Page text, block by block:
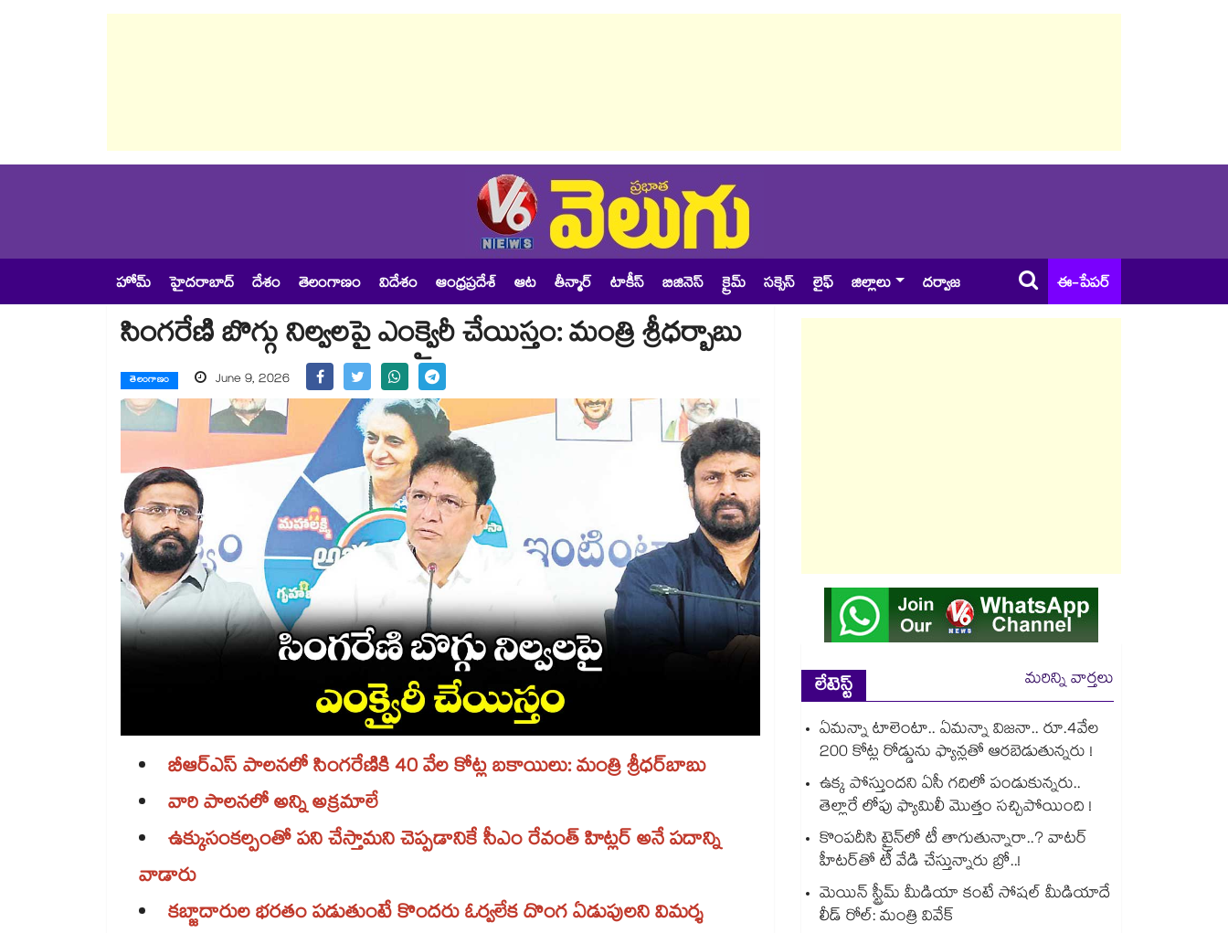
హోమ్ హైదరాబాద్ దేశం తెలంగాణం విదేశం ఆంధ్రప్రదేశ్ ఆట తీన్మార్ టాకీస్ బిజినెస్ క్రైమ్ సక్సెస్ లైఫ్ జిల్లాలు దర్వాజ ఈ-పేపర్
సింగరేణి బొగ్గు నిల్వలపై ఎంక్వైరీ చేయిస్తం: మంత్రి శ్రీధర్బాబు
తెలంగాణం June 9, 2026
బీఆర్‌‌‌‌‌‌‌‌‌‌‌‌‌‌‌‌ఎస్ పాలనలో సింగరేణికి 40 వేల కోట్ల బకాయిలు: మంత్రి శ్రీధర్​బాబు
వారి పాలనలో అన్ని అక్రమాలే
ఉక్కుసంకల్పంతో పని చేస్తామని చెప్పడానికే సీఎం రేవంత్ హిట్లర్ అనే పదాన్ని
వాడారు
కబ్జాదారుల భరతం పడుతుంటే కొందరు ఓర్వలేక దొంగ ఏడుపులని విమర్శ
లేటెస్ట్
మరిన్ని వార్తలు
ఏమన్నా టాలెంటా.. ఏమన్నా విజనా.. రూ.4వేల
200 కోట్ల రోడ్డును ఫ్యాన్లతో ఆరబెడుతున్నరు !
ఉక్క పోస్తుందని ఏసీ గదిలో పండుకున్నరు..
తెల్లారే లోపు ఫ్యామిలీ మొత్తం సచ్చిపోయింది !
కొంపదీసి ట్రైన్⁬లో టీ తాగుతున్నారా..? వాటర్
హీటర్⁭⁭తో టీ వేడి చేస్తున్నారు బ్రో..!
మెయిన్ స్ట్రీమ్ మీడియా కంటే సోషల్ మీడియాదే
లీడ్ రోల్: మంత్రి వివేక్